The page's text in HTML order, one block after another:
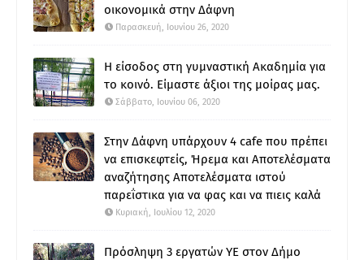
οικονομικά στην Δάφνη
Παρασκευή, Ιουνίου 26, 2020
Η είσοδος στη γυμναστική Ακαδημία για
το κοινό. Είμαστε άξιοι της μοίρας μας.
Σάββατο, Ιουνίου 06, 2020
Στην Δάφνη υπάρχουν 4 cafe που πρέπει
να επισκεφτείς, Ήρεμα και Αποτελέσματα
αναζήτησης Αποτελέσματα ιστού
παρεΐστικα για να φας και να πιεις καλά
Κυριακή, Ιουλίου 12, 2020
Πρόσληψη 3 εργατών ΥΕ στον Δήμο